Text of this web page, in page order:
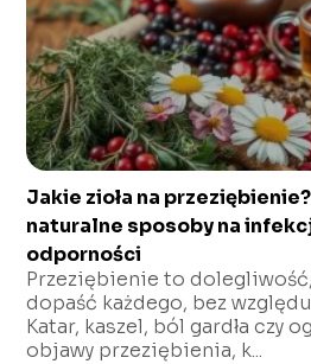
Jakie zioła na
naturalne sposoby na
odporności
Przeziębienie to
dopaść każdego, bez
Katar, kaszel, ból gardła czy
objawy przeziębienia, k...